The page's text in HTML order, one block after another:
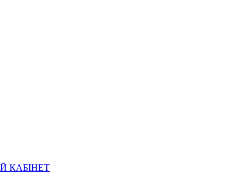
КАБІНЕТ